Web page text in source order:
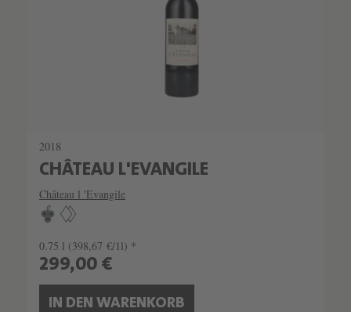
2018
CHÂTEAU L'EVANGILE
Château l 'Evangile
0.75 l (398,67 €/1l) *
299,00 €
IN DEN WARENKORB